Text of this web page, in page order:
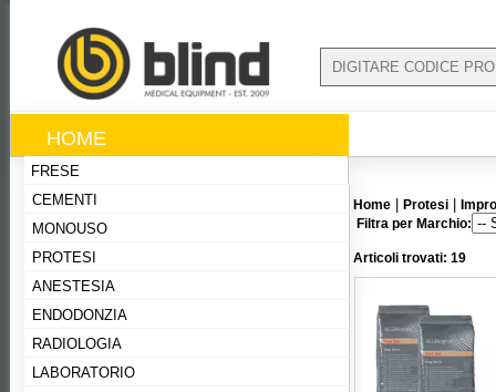
HOME
FRESE
CEMENTI
MONOUSO
PROTESI
ANESTESIA
ENDODONZIA
RADIOLOGIA
LABORATORIO
Home Protesi
Filtra per Marchio:
Articoli trovati: 19